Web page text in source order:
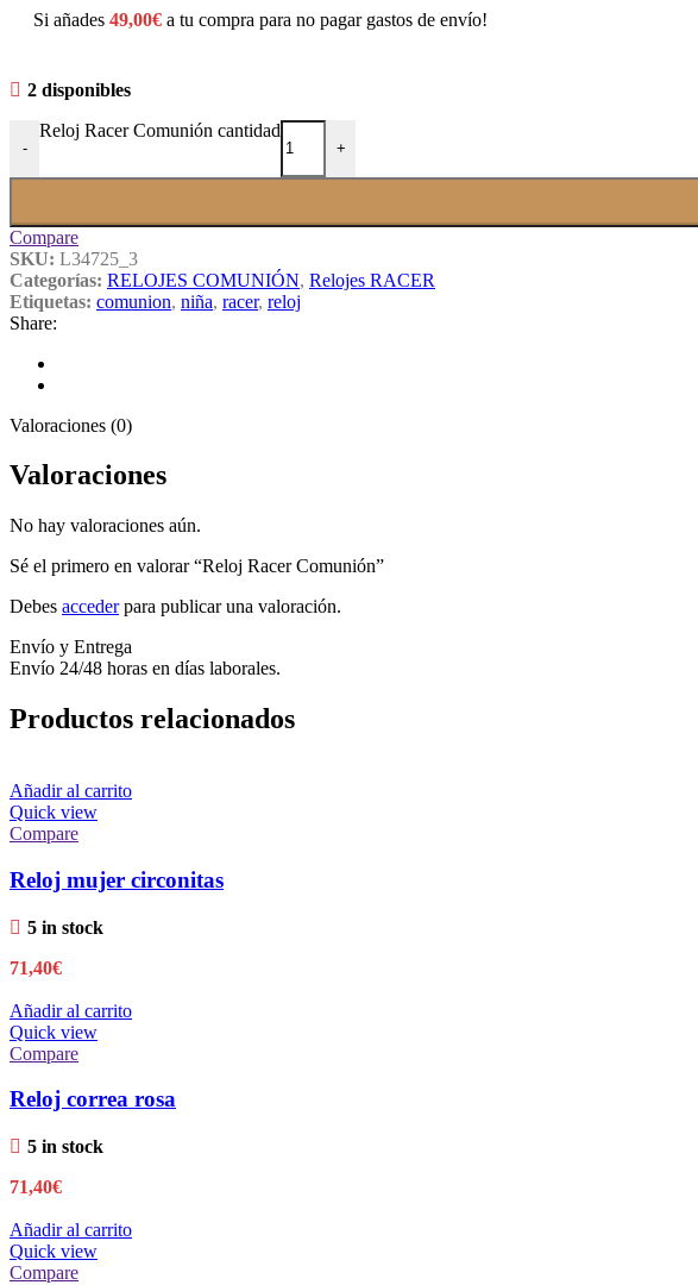
Si añades 49,00€ a tu compra para no pagar gastos de envío!
2 disponibles
-
Reloj Racer Comunión cantidad
+
Compare
SKU: L34725_3
Categorías: RELOJES COMUNIÓN, Relojes RACER
Etiquetas: comunion, niña, racer, reloj
Share:
Valoraciones (0)
Valoraciones
No hay valoraciones aún.
Sé el primero en valorar “Reloj Racer Comunión”
Debes accederpara publicar una valoración.
Envío y Entrega
Envío 24/48 horas en días laborales.
Productos relacionados
Añadir al carrito
Quick view
Compare
Reloj mujer circonitas
5 in stock
71,40€
Añadir al carrito
Quick view
Compare
Reloj correa rosa
5 in stock
71,40€
Añadir al carrito
Quick view
Compare